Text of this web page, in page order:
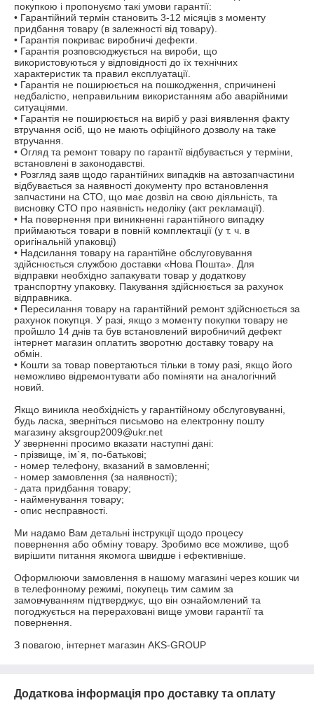
покупкою і пропонуємо такі умови гарантії:
• Гарантійний термін становить 3-12 місяців з моменту
придбання товару (в залежності від товару).
• Гарантія покриває виробничі дефекти.
• Гарантія розповсюджується на вироби, що
використовуються у відповідності до їх технічних
характеристик та правил експлуатації.
• Гарантія не поширюється на пошкодження, спричинені
недбалістю, неправильним використанням або аварійними
ситуаціями.
• Гарантія не поширюється на виріб у разі виявлення факту
втручання осіб, що не мають офіційного дозволу на таке
втручання.
• Огляд та ремонт товару по гарантії відбувається у терміни,
встановлені в законодавстві.
• Розгляд заяв щодо гарантійних випадків на автозапчастини
відбувається за наявності документу про встановлення
запчастини на СТО, що має дозвіл на свою діяльність, та
висновку СТО про наявність недоліку (акт рекламації).
• На повернення при виникненні гарантійного випадку
приймаються товари в повній комплектації (у т. ч. в
оригінальній упаковці)
• Надсилання товару на гарантійне обслуговування
здійснюється службою доставки «Нова Пошта». Для
відправки необхідно запакувати товар у додаткову
транспортну упаковку. Пакування здійснюється за рахунок
відправника.
• Пересилання товару на гарантійний ремонт здійснюється за
рахунок покупця. У разі, якщо з моменту покупки товару не
пройшло 14 днів та був встановлений виробничий дефект
інтернет магазин оплатить зворотню доставку товару на
обмін.
• Кошти за товар повертаються тільки в тому разі, якщо його
неможливо відремонтувати або поміняти на аналогічний
новий.
Якщо виникла необхідність у гарантійному обслуговуванні,
будь ласка, зверніться письмово на електронну пошту
магазину aksgroup2009@ukr.net
У зверненні просимо вказати наступні дані:
- прізвище, ім`я, по-батькові;
- номер телефону, вказаний в замовленні;
- номер замовлення (за наявності);
- дата придбання товару;
- найменування товару;
- опис несправності.
Ми надамо Вам детальні інструкції щодо процесу
повернення або обміну товару. Зробимо все можливе, щоб
вирішити питання якомога швидше і ефективніше.
Оформлюючи замовлення в нашому магазині через кошик чи
в телефонному режимі, покупець тим самим за
замовчуванням підтверджує, що він ознайомлений та
погоджується на перераховані вище умови гарантії та
повернення.
З повагою, інтернет магазин AKS-GROUP
Додаткова інформація про доставку та оплату